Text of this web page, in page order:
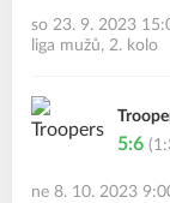
so 23. 9. 2023
liga mužů, 2. kolo
5:6
ne 8. 10. 2023